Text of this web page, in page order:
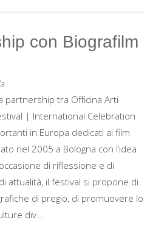
con Biografilm
partnership tra Officina Arti
| International Celebration
in Europa dedicati ai film
nel 2005 a Bologna con l’idea
di riflessione e di
attualità, il festival si propone di
di pregio, di promuovere lo
div...